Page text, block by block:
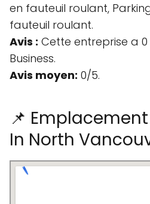
en fauteuil roulant,
fauteuil roulant.
Avis : Cette entreprise a
Business.
Avis moyen: 0/5.
📌
In North